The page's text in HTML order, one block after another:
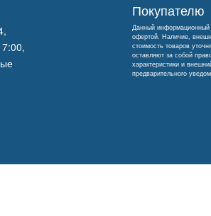
Покупателю
Данный информационный
офертой. Наличие,
стоимость товаров
оставляют за собой
характеристики и
предварительного